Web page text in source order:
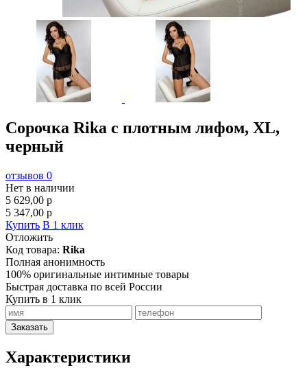
Сорочка Rika с плотным лифом, XL,
черный
отзывов 0
Нет в наличии
5 629,00 p
5 347,00 p
Купить В 1 клик
Отложить
Код товара: Rika
Полная анонимность
100% оригинальные интимные товары
Быстрая доставка по всей России
Купить в 1 клик
Заказать
Характеристики